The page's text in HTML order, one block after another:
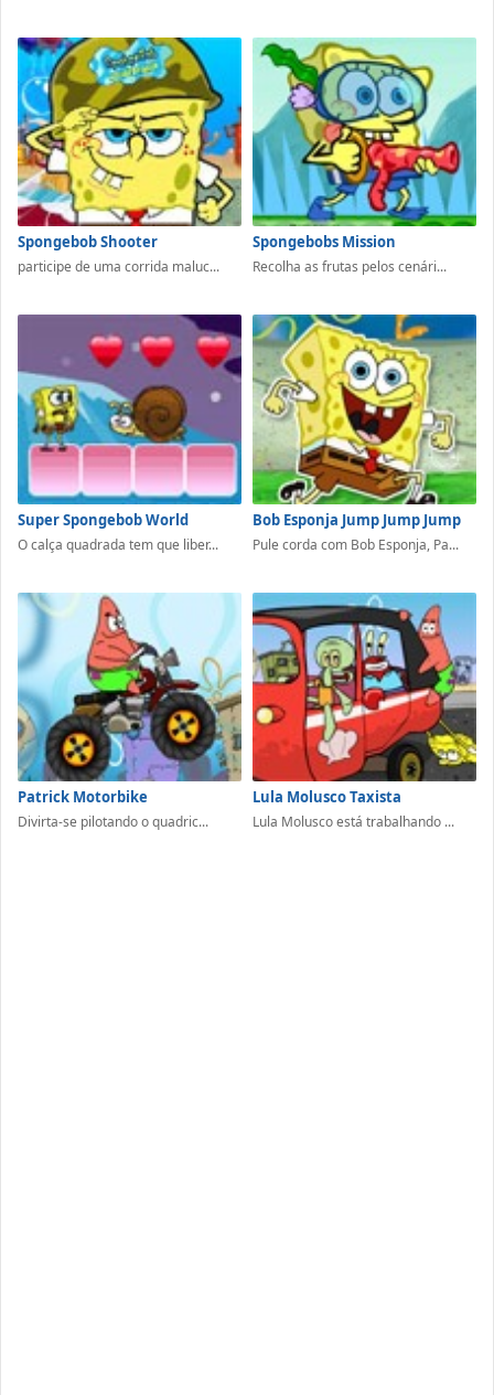
Spongebob Shooter
participe de uma corrida maluc...
Spongebobs Mission
Recolha as frutas pelos cenári...
Super Spongebob World
O calça quadrada tem que liber...
Bob Esponja Jump Jump Jump
Pule corda com Bob Esponja, Pa...
Patrick Motorbike
Divirta-se pilotando o quadric...
Lula Molusco Taxista
Lula Molusco está trabalhando ...